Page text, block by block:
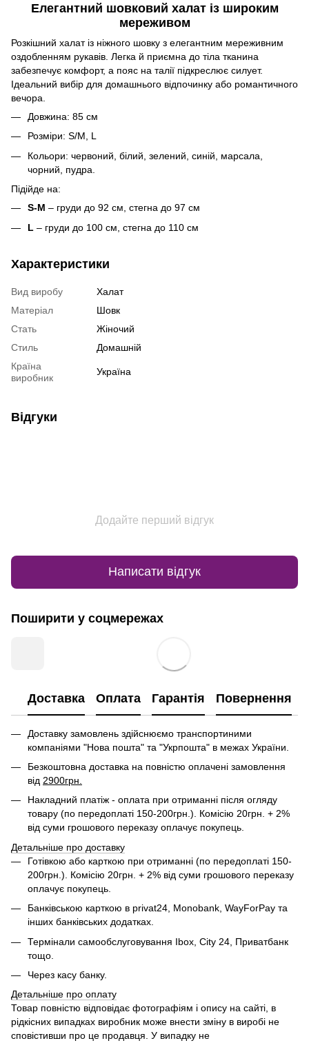
Елегантний шовковий халат із широким
мереживом
Розкішний халат із ніжного шовку з елегантним мереживним
оздобленням рукавів. Легка й приємна до тіла тканина
забезпечує комфорт, а пояс на талії підкреслює силует.
Ідеальний вибір для домашнього відпочинку або романтичного
вечора.
Довжина: 85 см
Розміри: S/M, L
Кольори: червоний, білий, зелений, синій, марсала,
чорний, пудра.
Підійде на:
S-M – груди до 92 см, стегна до 97 см
L – груди до 100 см, стегна до 110 см
Характеристики
Вид виробу
Халат
Матеріал
Шовк
Стать
Жіночий
Стиль
Домашній
Країна
виробник
Україна
Відгуки
Додайте перший відгук
Написати відгук
Поширити у соцмережах
Доставка Оплата Гарантія Повернення
Доставку замовлень здійснюємо транспортиними
компаніями "Нова пошта" та "Укрпошта" в межах України.
Безкоштовна доставка на повністю оплачені замовлення
від 2900грн.
Накладний платіж - оплата при отриманні після огляду
товару (по передоплаті 150-200грн.). Комісію 20грн. + 2%
від суми грошового переказу оплачує покупець.
Детальніше про доставку
Готівкою або карткою при отриманні (по передоплаті 150-
200грн.). Комісію 20грн. + 2% від суми грошового переказу
оплачує покупець.
Банківською карткою в privat24, Monobank, WayForPay та
інших банківських додатках.
Термінали самообслуговування Ibox, City 24, Приватбанк
тощо.
Через касу банку.
Детальніше про оплату
Товар повністю відповідає фотографіям і опису на сайті, в
рідкісних випадках виробник може внести зміну в виробі не
сповістивши про це продавця. У випадку не